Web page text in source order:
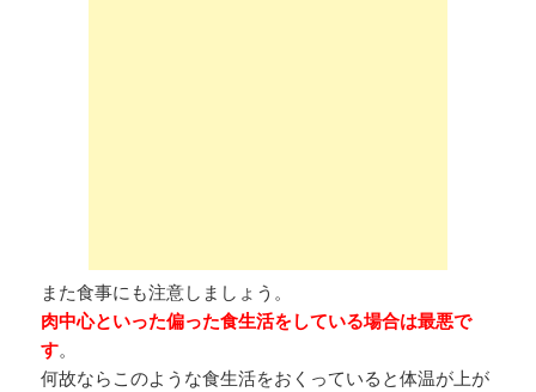
また食事にも注意しましょう。
肉中心といった偏った食生活をしている場合は最悪で
す。
何故ならこのような食生活をおくっていると体温が上が